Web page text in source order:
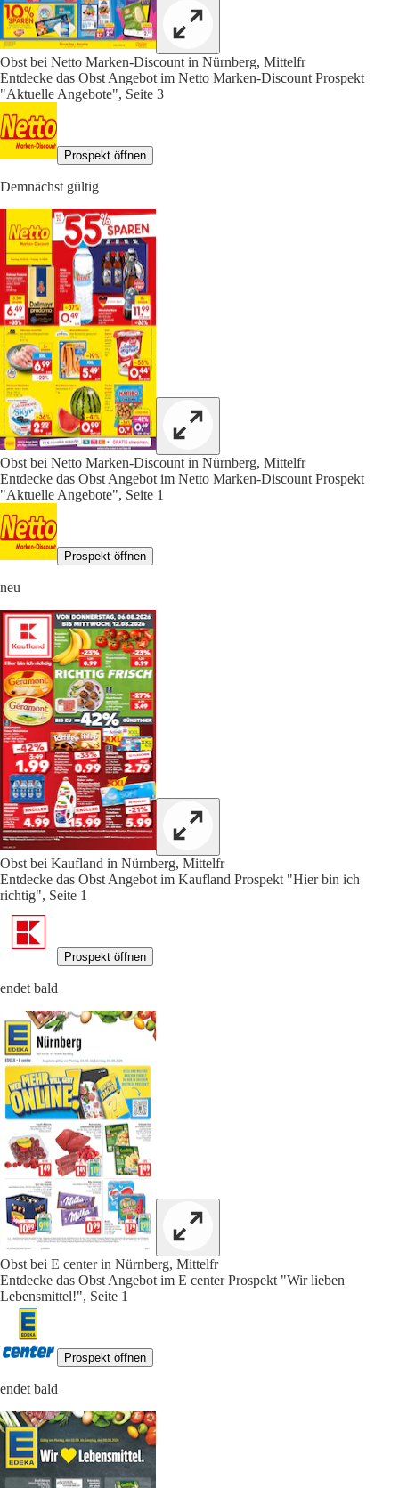
Obst bei Netto Marken-Discount in Nürnberg, Mittelfr
Entdecke das Obst Angebot im Netto Marken-Discount Prospekt
"Aktuelle Angebote", Seite 3
Prospekt öffnen
Demnächst gültig
Obst bei Netto Marken-Discount in Nürnberg, Mittelfr
Entdecke das Obst Angebot im Netto Marken-Discount Prospekt
"Aktuelle Angebote", Seite 1
Prospekt öffnen
neu
Obst bei Kaufland in Nürnberg, Mittelfr
Entdecke das Obst Angebot im Kaufland Prospekt "Hier bin ich
richtig", Seite 1
Prospekt öffnen
endet bald
Obst bei E center in Nürnberg, Mittelfr
Entdecke das Obst Angebot im E center Prospekt "Wir lieben
Lebensmittel!", Seite 1
Prospekt öffnen
endet bald